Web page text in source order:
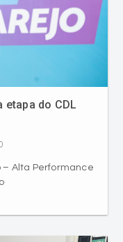
etapa do CDL
– Alta Performance